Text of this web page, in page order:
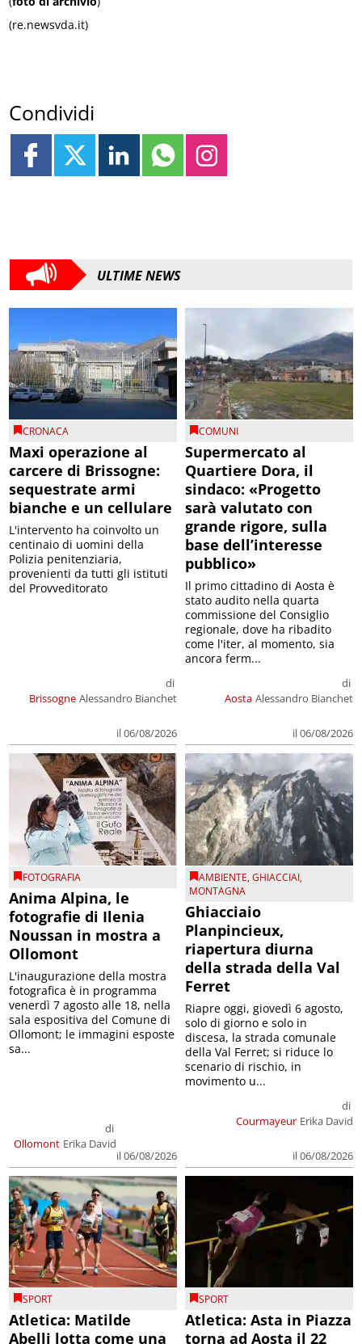
(re.newsvda.it)
Condividi
ULTIME NEWS
CRONACA
Maxi operazione al
carcere di Brissogne:
sequestrate armi
bianche e un cellulare
Brissogne
di
Alessandro Bianchet
il 06/08/2026
L'intervento ha coinvolto un
centinaio di uomini della
Polizia penitenziaria,
provenienti da tutti gli istituti
del Provveditorato
COMUNI
Supermercato al
Quartiere Dora, il
sindaco: «Progetto
sarà valutato con
grande rigore, sulla
base dell’interesse
pubblico»
Aosta
di
Alessandro Bianchet
il 06/08/2026
Il primo cittadino di Aosta è
stato audito nella quarta
commissione del Consiglio
regionale, dove ha ribadito
come l'iter, al momento, sia
ancora ferm...
FOTOGRAFIA
Anima Alpina, le
fotografie di Ilenia
Noussan in mostra a
Ollomont
Ollomont
di
Erika David
il 06/08/2026
L'inaugurazione della mostra
fotografica è in programma
venerdì 7 agosto alle 18, nella
sala espositiva del Comune di
Ollomont; le immagini esposte
sa...
AMBIENTE,GHIACCIAI,
MONTAGNA
Ghiacciaio
Planpincieux,
riapertura diurna
della strada della Val
Ferret
Courmayeur
di
Erika David
il 06/08/2026
Riapre oggi, giovedì 6 agosto,
solo di giorno e solo in
discesa, la strada comunale
della Val Ferret; si riduce lo
scenario di rischio, in
movimento u...
SPORT
Atletica: Matilde
Abelli lotta come una
SPORT
Atletica: Asta in Piazza
torna ad Aosta il 22